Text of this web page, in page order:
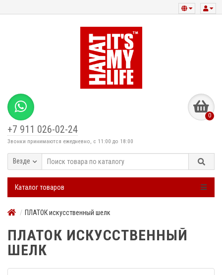
+7 911 026-02-24
Звонки принимаются ежедневно, с 11:00 до 18:00
0
Везде
Каталог товаров
ПЛАТОК искусственный шелк
ПЛАТОК ИСКУССТВЕННЫЙ
ШЕЛК